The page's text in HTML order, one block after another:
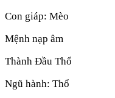
Con giáp: Mèo
Mệnh nạp âm
Thành Đầu Thổ
Ngũ hành: Thổ